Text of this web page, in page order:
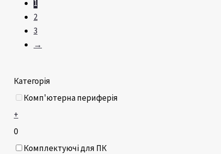
Категорія
Комп'ютерна периферія
+
0
Комплектуючі для ПК
1
2
3
→